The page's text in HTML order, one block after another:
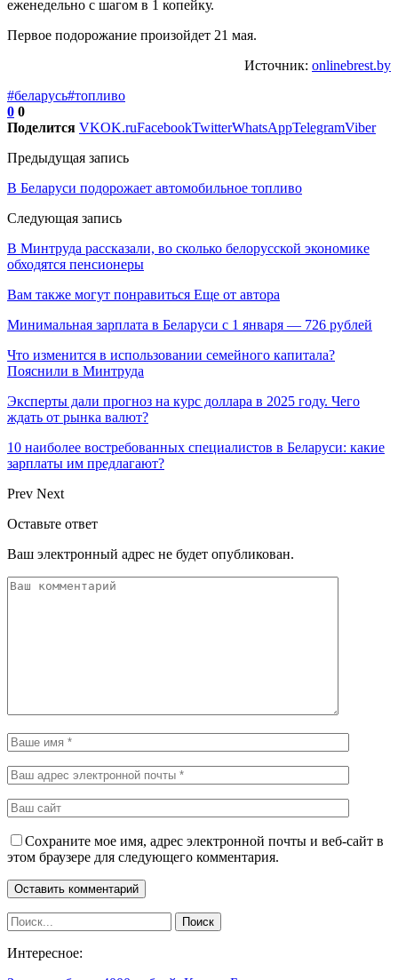
еженедельно с шагом в 1 копейку.
Первое подорожание произойдет 21 мая.
Источник: onlinebrest.by
#беларусь#топливо
0 0
Поделится VKOK.ruFacebookTwitterWhatsAppTelegramViber
Предыдущая запись
В Беларуси подорожает автомобильное топливо
Следующая запись
В Минтруда рассказали, во сколько белорусской экономике
обходятся пенсионеры
Вам также могут понравиться Еще от автора
Минимальная зарплата в Беларуси с 1 января — 726 рублей
Что изменится в использовании семейного капитала?
Пояснили в Минтруда
Эксперты дали прогноз на курс доллара в 2025 году. Чего
ждать от рынка валют?
10 наиболее востребованных специалистов в Беларуси: какие
зарплаты им предлагают?
Prev Next
Оставьте ответ
Ваш электронный адрес не будет опубликован.
Сохраните мое имя, адрес электронной почты и веб-сайт в
этом браузере для следующего комментария.
Интересное: